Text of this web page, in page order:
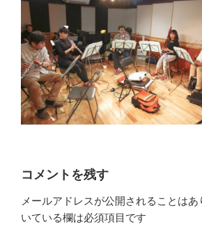
コメントを残す
メールアドレスが公開されることはあ
いている欄は必須項目です